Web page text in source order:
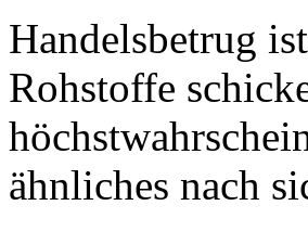
Handelsbetrug
Rohstoffe
ähnliches nach